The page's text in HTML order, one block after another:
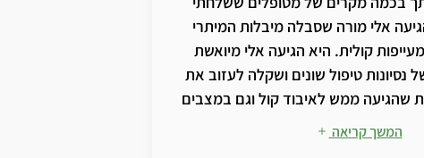
אלי מורה שסבלה מיבלות המיתרי
קולית. היא הגיעה אלי מיואשת
נסיונות טיפול שונים ושקלה לעזוב את
שהגיעה ממש לאיבוד קול וגם במצבים
היה סדוק ומחוספס. לאחר סדרת
על נשימה סרעפתית ותחילת הפקה
המשך קריאה